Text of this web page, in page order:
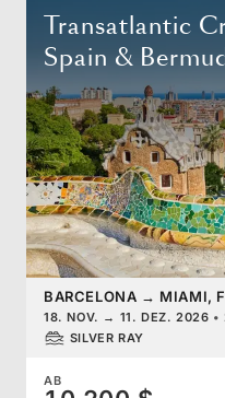
Transatlantic
Spain &
BARCELONA → MIAMI,
18. NOV. → 11. DEZ. 2026 •
SILVER RAY
AB